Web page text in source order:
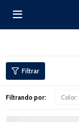

Filtrando por: Color: